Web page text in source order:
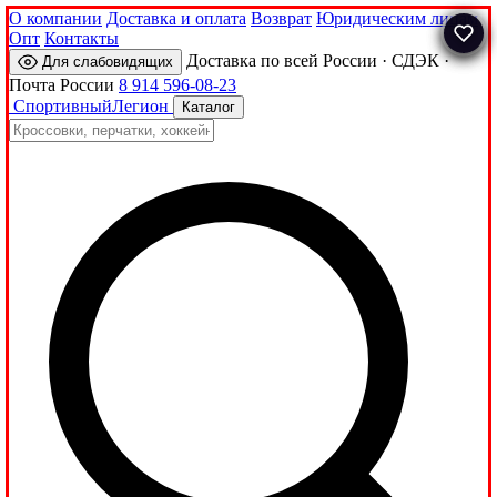
О компании Доставка и оплата Возврат Юридическим лицам
Опт Контакты
Для слабовидящих
Доставка по всей России · СДЭК ·
Почта России 8 914 596-08-23
СпортивныйЛегион Каталог